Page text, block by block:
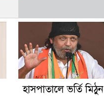
হাসপাতালে ভর্তি মিঠুন